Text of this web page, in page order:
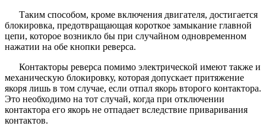
Таким способом, кроме включения двигателя, достигается
блокировка, предотвращающая короткое замыкание главной
цепи, которое возникло бы при случайном одновременном
нажатии на обе кнопки реверса.
Контакторы реверса помимо электрической имеют также и
механическую блокировку, которая допускает притяжение
якоря лишь в том случае, если отпал якорь второго контактора.
Это необходимо на тот случай, когда при отключении
контактора его якорь не отпадает вследствие приваривания
контактов.